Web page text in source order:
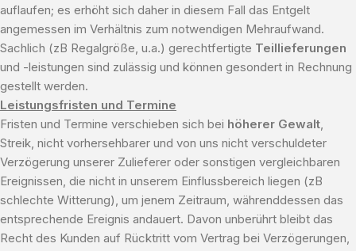
auflaufen; es erhöht sich daher in diesem Fall das Entgelt
angemessen im Verhältnis zum notwendigen Mehraufwand.
Sachlich (zB Regalgröße, u.a.) gerechtfertigte Teillieferungen
und -leistungen sind zulässig und können gesondert in Rechnung
gestellt werden.
Leistungsfristen und Termine
Fristen und Termine verschieben sich bei höherer Gewalt,
Streik, nicht vorhersehbarer und von uns nicht verschuldeter
Verzögerung unserer Zulieferer oder sonstigen vergleichbaren
Ereignissen, die nicht in unserem Einflussbereich liegen (zB
schlechte Witterung), um jenem Zeitraum, währenddessen das
entsprechende Ereignis andauert. Davon unberührt bleibt das
Recht des Kunden auf Rücktritt vom Vertrag bei Verzögerungen,